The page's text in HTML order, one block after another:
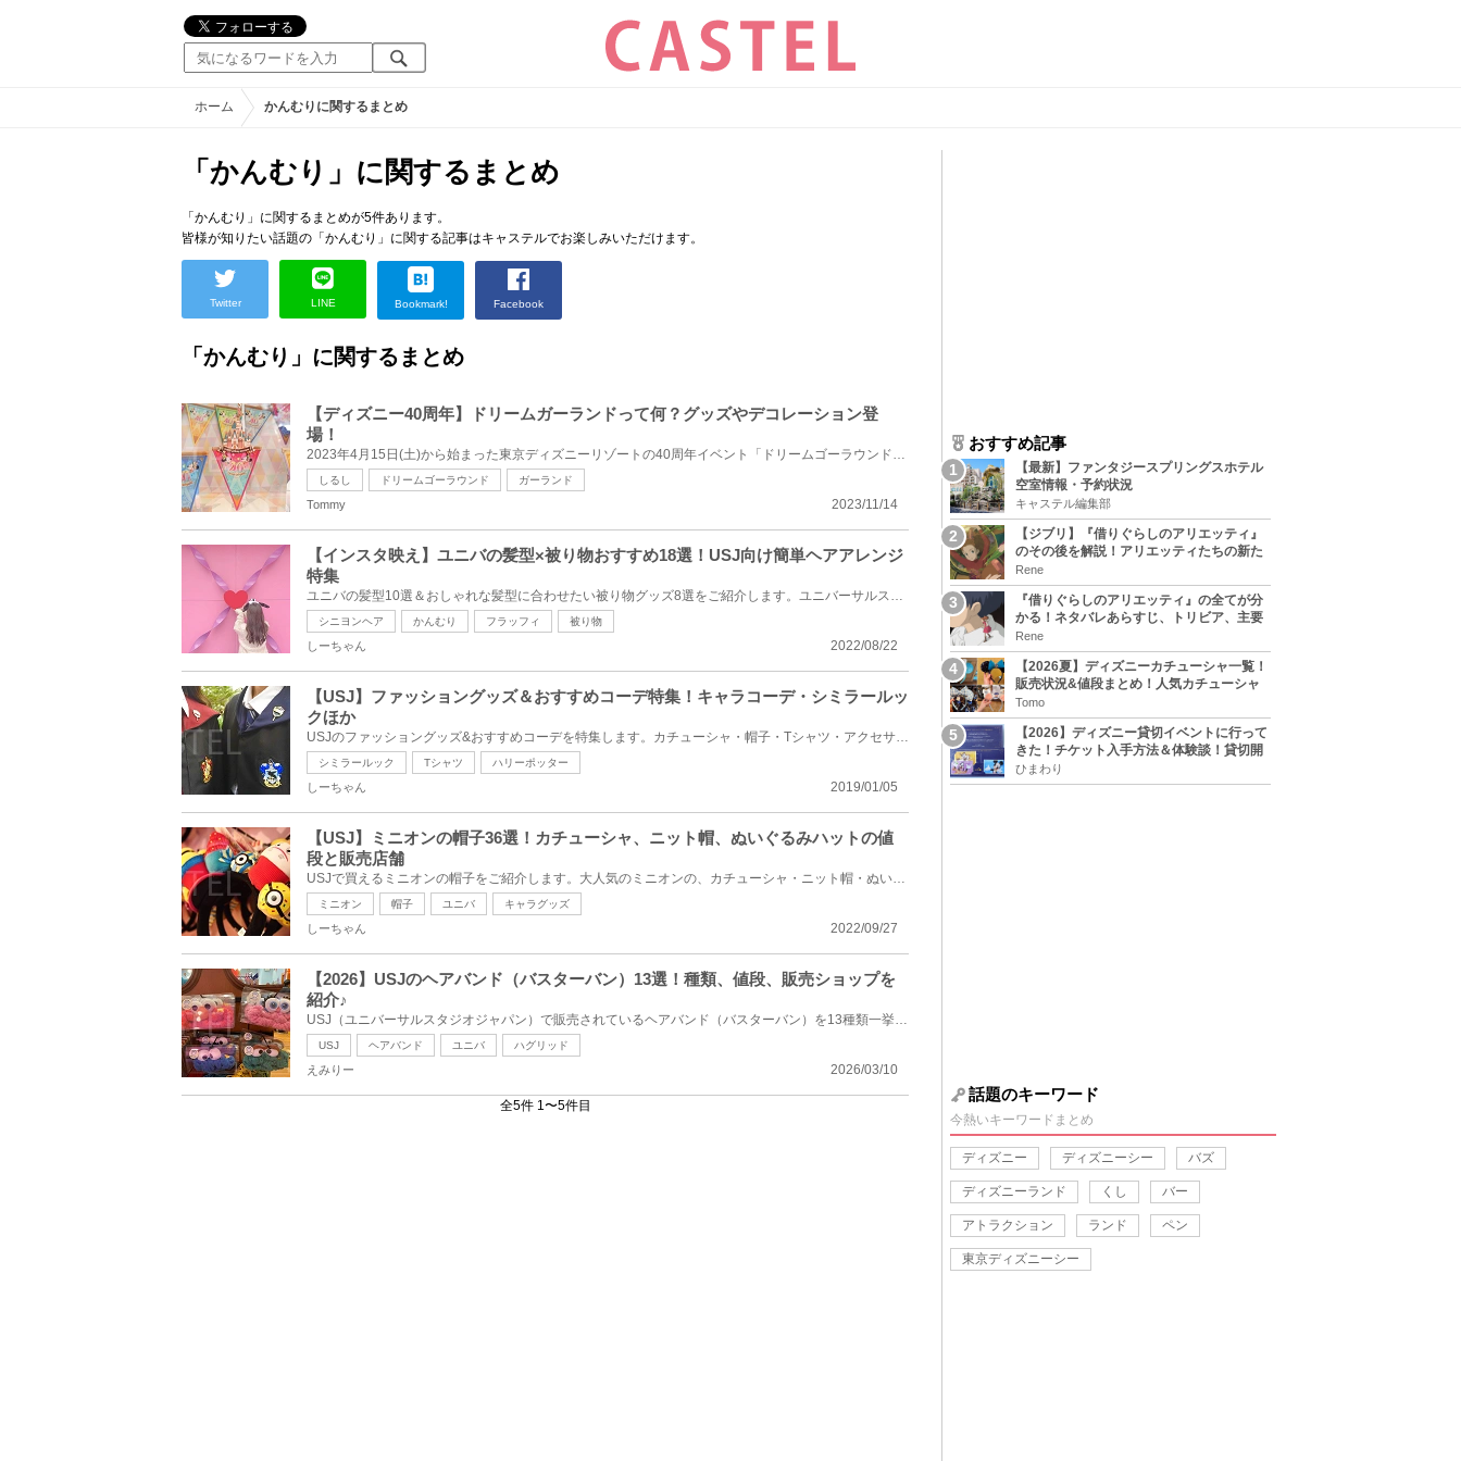
ホーム かんむりに関するまとめ
「かんむり」に関するまとめ
「かんむり」に関するまとめが5件あります。
皆様が知りたい話題の「かんむり」に関する記事はキャステルでお楽しみいただけます。
Twitter LINE Bookmark! Facebook
「かんむり」に関するまとめ
【ディズニー40周年】ドリームガーランドって何？グッズやデコレーション登
場！
2023年4月15日(土)から始まった東京ディズニーリゾートの40周年イベント「ドリームゴーラウンド」で、40...
しるし ドリームゴーラウンド ガーランド
2023/11/14
Tommy
【インスタ映え】ユニバの髪型×被り物おすすめ18選！USJ向け簡単ヘアアレンジ
特集
ユニバの髪型10選＆おしゃれな髪型に合わせたい被り物グッズ8選をご紹介します。ユニバーサルスタジオジ...
シニヨンヘア かんむり フラッフィ 被り物
2022/08/22
しーちゃん
【USJ】ファッショングッズ＆おすすめコーデ特集！キャラコーデ・シミラールッ
クほか
USJのファッショングッズ&おすすめコーデを特集します。カチューシャ・帽子・Tシャツ・アクセサリーなど...
シミラールック Tシャツ ハリーポッター
2019/01/05
しーちゃん
【USJ】ミニオンの帽子36選！カチューシャ、ニット帽、ぬいぐるみハットの値
段と販売店舗
USJで買えるミニオンの帽子をご紹介します。大人気のミニオンの、カチューシャ・ニット帽・ぬいぐるみハ...
ミニオン 帽子 ユニバ キャラグッズ
2022/09/27
しーちゃん
【2026】USJのヘアバンド（バスターバン）13選！種類、値段、販売ショップを
紹介♪
USJ（ユニバーサルスタジオジャパン）で販売されているヘアバンド（バスターバン）を13種類一挙にご紹介...
USJ ヘアバンド ユニバ ハグリッド
2026/03/10
えみりー
全5件 1〜5件目
おすすめ記事
【最新】ファンタジースプリングスホテル
空室情報・予約状況
キャステル編集部
【ジブリ】『借りぐらしのアリエッティ』
のその後を解説！アリエッティたちの新た
な住処は？翔の病気は治る？
Rene
『借りぐらしのアリエッティ』の全てが分
かる！ネタバレあらすじ、トリビア、主要
キャラまとめ！
Rene
【2026夏】ディズニーカチューシャ一覧！
販売状況&値段まとめ！人気カチューシャ
をチェック
Tomo
【2026】ディズニー貸切イベントに行って
きた！チケット入手方法＆体験談！貸切開
催日程まとめ！
ひまわり
話題のキーワード
今熱いキーワードまとめ
ディズニー ディズニーシー バズ
ディズニーランド くし バー
アトラクション ランド ペン
東京ディズニーシー